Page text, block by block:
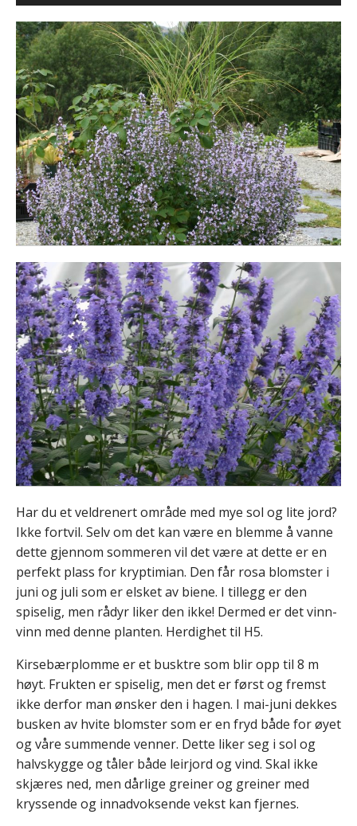
Har du et veldrenert område med mye sol og lite jord?
Ikke fortvil. Selv om det kan være en blemme å vanne
dette gjennom sommeren vil det være at dette er en
perfekt plass for kryptimian. Den får rosa blomster i
juni og juli som er elsket av biene. I tillegg er den
spiselig, men rådyr liker den ikke! Dermed er det vinn-
vinn med denne planten. Herdighet til H5.
Kirsebærplomme er et busktre som blir opp til 8 m
høyt. Frukten er spiselig, men det er først og fremst
ikke derfor man ønsker den i hagen. I mai-juni dekkes
busken av hvite blomster som er en fryd både for øyet
og våre summende venner. Dette liker seg i sol og
halvskygge og tåler både leirjord og vind. Skal ikke
skjæres ned, men dårlige greiner og greiner med
kryssende og innadvoksende vekst kan fjernes.